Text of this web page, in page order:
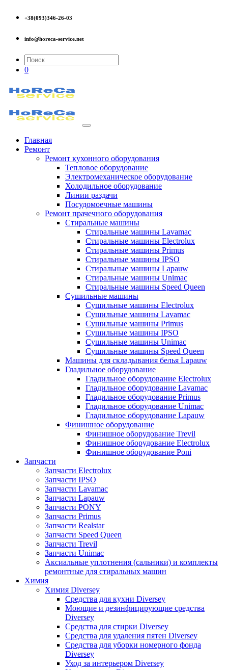
+38(093)346-26-03
info@horeca-service.net
0
Главная
Ремонт
Ремонт кухонного оборудования
Тепловое оборудование
Электромеханическое оборудование
Холодильное оборудование
Линии раздачи
Посудомоечные машины
Ремонт прачечного оборудования
Стиральные машины
Стиральные машины Lavamac
Стиральные машины Electrolux
Стиральные машины Primus
Стиральные машины IPSO
Стиральные машины Lapauw
Стиральные машины Unimac
Стиральные машины Speed Queen
Сушильные машины
Сушильные машины Electrolux
Сушильные машины Lavamac
Сушильные машины Primus
Сушильные машины IPSO
Сушильные машины Unimac
Сушильные машины Speed Queen
Машины для складывания белья Lapauw
Гладильное оборудование
Гладильное оборудование Electrolux
Гладильное оборудование Lavamac
Гладильное оборудование Primus
Гладильное оборудование Unimac
Гладильное оборудование Lapauw
Финишное оборудование
Финишное оборудование Trevil
Финишное оборудование Electrolux
Финишное оборудование Poni
Запчасти
Запчасти Electrolux
Запчасти IPSO
Запчасти Lavamac
Запчасти Lapauw
Запчасти PONY
Запчасти Primus
Запчасти Realstar
Запчасти Speed Queen
Запчасти Trevil
Запчасти Unimac
Аксиальные уплотнения (сальники) и комплекты
ремонтные для стиральных машин
Химия
Химия Diversey
Средства для кухни Diversey
Моющие и дезинфицирующие средства
Diversey
Средства для стирки Diversey
Средства для удаления пятен Diversey
Средства для уборки номерного фонда
Diversey
Уход за интерьером Diversey